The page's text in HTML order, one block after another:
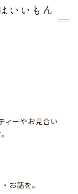
いいもん
ィーやお見合い
お話を。